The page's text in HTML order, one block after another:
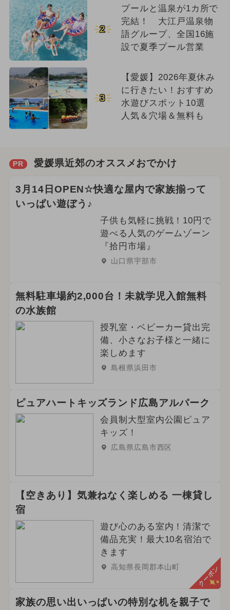
2
プールと温泉が1カ所で
完結！ 大江戸温泉物
語グループ、全国16施
設で夏季プール営業
3
【愛媛】2026年夏休み
に行きたい！おすすめ
水遊びスポット10選
人気＆穴場＆無料も
PR 愛媛県近郊のオススメおでかけ
3月14日OPEN☆快適な屋内で家族揃って
いっぱい遊ぼう♪
子供も気軽に挑戦！10円で
遊べる人気のゲームゾーン
『拾円市場』
山口県宇部市
無料駐車場約2,000台！未就学児入館無料
の水族館
授乳室・ベビーカー貸出完
備、小さなお子様と一緒に
楽しめます
島根県浜田市
ピュアハートキッズランド広島アルパーク
会員制大型室内公園ピュア
キッズ！
広島県広島市西区
【空きあり】気兼ねなく楽しめる 一棟貸し
宿
遊び心のある室内！清潔で
備品充実！最大10名宿泊で
きます
高知県長岡郡本山町 クーポン
家族の思い出いっぱいの特別な机を親子で